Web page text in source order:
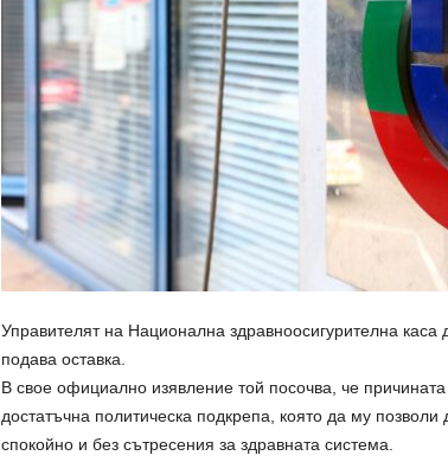
Управителят на Национална здравноосигурителна
подава оставка.
В свое официално изявление той посочва, че
достатъчна политическа подкрепа, която да му
спокойно и без сътресения за здравната система.